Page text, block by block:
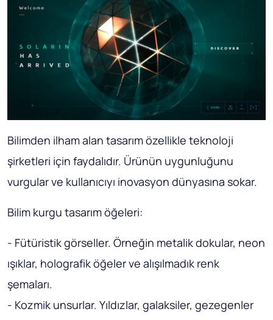
Bilimden ilham alan tasarım özellikle teknoloji
şirketleri için faydalıdır. Ürünün uygunluğunu
vurgular ve kullanıcıyı inovasyon dünyasına sokar.
Bilim kurgu tasarım öğeleri:
- Fütüristik görseller. Örneğin metalik dokular, neon
ışıklar, holografik öğeler ve alışılmadık renk
şemaları.
- Kozmik unsurlar. Yıldızlar, galaksiler, gezegenler